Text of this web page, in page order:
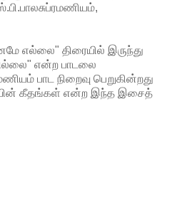
எல்லை" திரையில் இருந்து
என்ற பாடலை
பாட நிறைவு பெறுகின்றது
கீதங்கள் என்ற இந்த இசைத்